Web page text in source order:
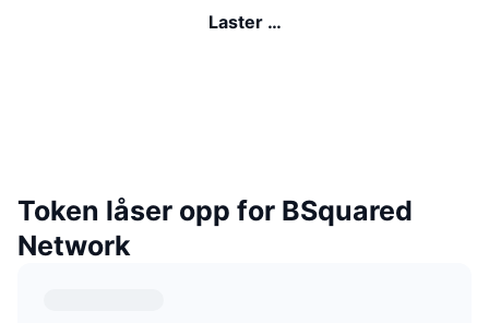
Laster …
Token låser opp for BSquared
Network